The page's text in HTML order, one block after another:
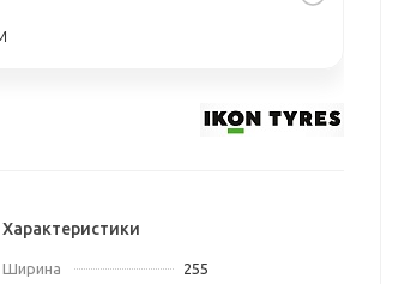
Характеристики
Ширина
255